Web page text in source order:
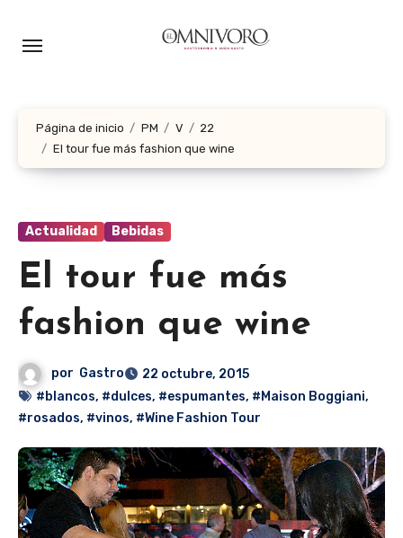
Página de inicio PM V
22
El tour fue más fashion que wine
Actualidad Bebidas
El tour fue más
fashion que wine
por Gastro
22 octubre, 2015
#blancos, #dulces, #espumantes, #Maison Boggiani,
#rosados, #vinos, #Wine Fashion Tour